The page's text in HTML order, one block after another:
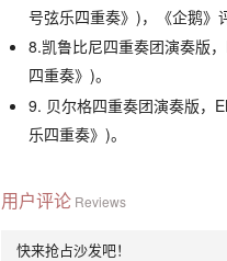
号弦乐四重奏》)，《企鹅》
8.凯鲁比尼四重奏团演奏版
四重奏》)。
9. 贝尔格四重奏团演奏版，
乐四重奏》)。
用户评论 Reviews
快来抢占沙发吧！